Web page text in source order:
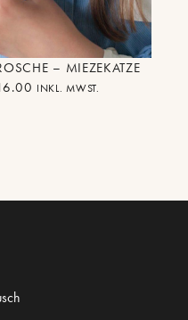
– MIEZEKATZE
INKL. MWST.